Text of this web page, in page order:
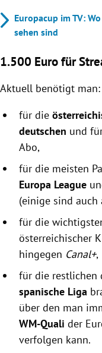
Europacup im TV:
sehen sind
1.500 Euro für
Aktuell benötigt man:
für die
deutschen und
Abo,
für die meisten
Europa League
(einige sind auch
für die
österreichischer
hingegen Canal+,
für die restlichen
spanische Liga
über den man
WM-Quali der
verfolgen kann.